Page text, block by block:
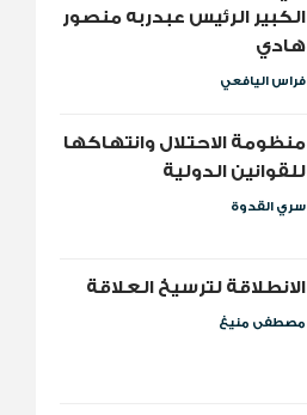
الكبير الرئيس عبدربه منصور
هادي
فراس اليافعي
منظومة الاحتلال وانتهاكها
للقوانين الدولية
سري القدوة
الانطلاقة لترسيخ العلاقة
مصطفى منيغ